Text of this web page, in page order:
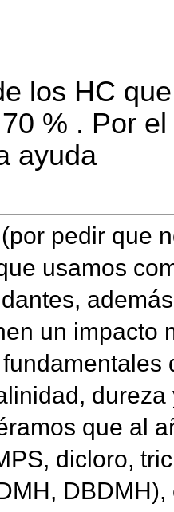
los HC
% . Por
ayuda
pedir que
usamos
un impacto
que al
dicloro,